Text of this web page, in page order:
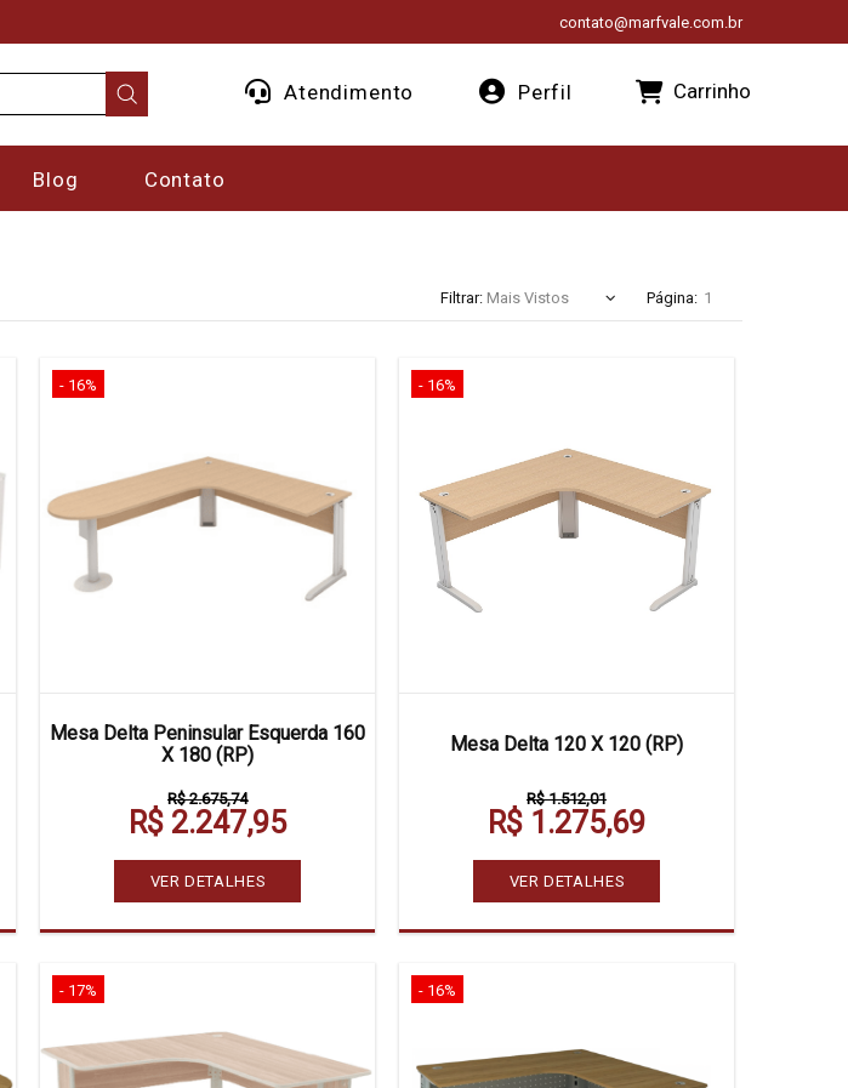
contato@marfvale.com.br
Atendimento Perfil Carrinho
Blog Contato
Filtrar: Página:
- 16%
Mesa Delta Peninsular Esquerda 160
X 180 (RP)
R$ 2.675,74
R$ 2.247,95
VER DETALHES
- 16%
Mesa Delta 120 X 120 (RP)
R$ 1.512,01
R$ 1.275,69
VER DETALHES
- 17% - 16%